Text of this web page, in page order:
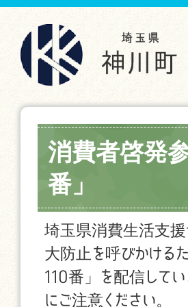
消費者啓発
番」
埼玉県消費生活支援
大防止を呼びかける
110番」を配信して
にご注意ください。